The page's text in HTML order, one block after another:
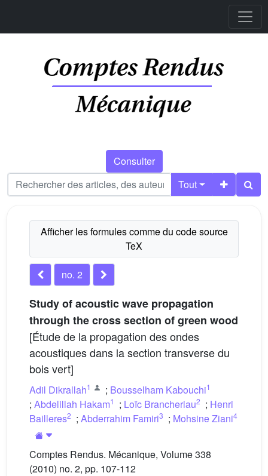
Consulter
Tout
no. 2
Study of acoustic wave propagation
through the cross section of green wood
[Étude de la propagation des ondes
acoustiques dans la section transverse du
bois vert]
Adil Dikrallah1 ; Bousselham Kabouchi1
; Abdelillah Hakam1 ; Loïc Brancheriau2 ; Henri
Bailleres2 ; Abderrahim Famiri3 ; Mohsine Ziani4
Comptes Rendus. Mécanique, Volume 338
(2010) no. 2, pp. 107-112